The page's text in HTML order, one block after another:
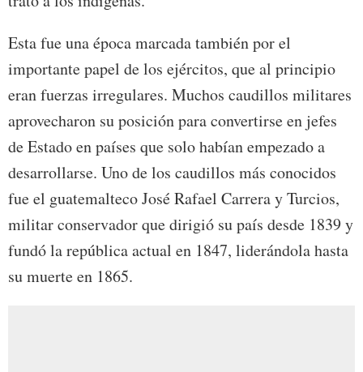
Esta fue una época marcada también por el
importante papel de los ejércitos, que al principio
eran fuerzas irregulares. Muchos caudillos militares
aprovecharon su posición para convertirse en jefes
de Estado en países que solo habían empezado a
desarrollarse. Uno de los caudillos más conocidos
fue el guatemalteco José Rafael Carrera y Turcios,
militar conservador que dirigió su país desde 1839 y
fundó la república actual en 1847, liderándola hasta
su muerte en 1865.